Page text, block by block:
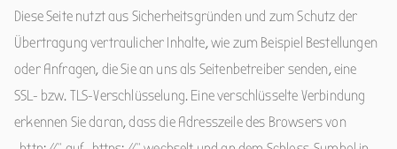
Diese Seite nutzt aus Sicherheitsgründen und zum Schutz der
Übertragung vertraulicher Inhalte, wie zum Beispiel Bestellungen
oder Anfragen, die Sie an uns als Seitenbetreiber senden, eine
SSL- bzw. TLS-Verschlüsselung. Eine verschlüsselte Verbindung
erkennen Sie daran, dass die Adresszeile des Browsers von